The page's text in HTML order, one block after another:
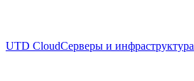
UTD CloudСерверы и инфраструктура